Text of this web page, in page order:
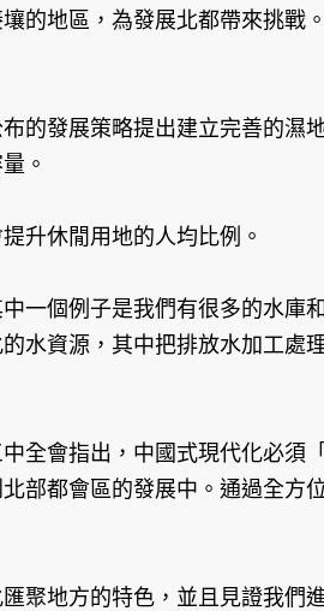
的地區，為發展北都帶來挑戰
發展策略提出建立完善的濕
。
升休閒用地的人均比例。
個例子是我們有很多的水庫
水資源，其中把排放水加工處
會指出，中國式現代化必須
部都會區的發展中。通過全方
地方的特色，並且見證我們